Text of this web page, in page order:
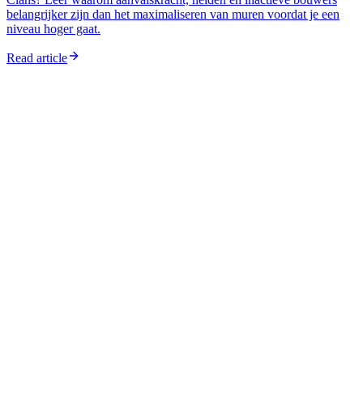
belangrijker zijn dan het maximaliseren van muren voordat je een
niveau hoger gaat.
Read article